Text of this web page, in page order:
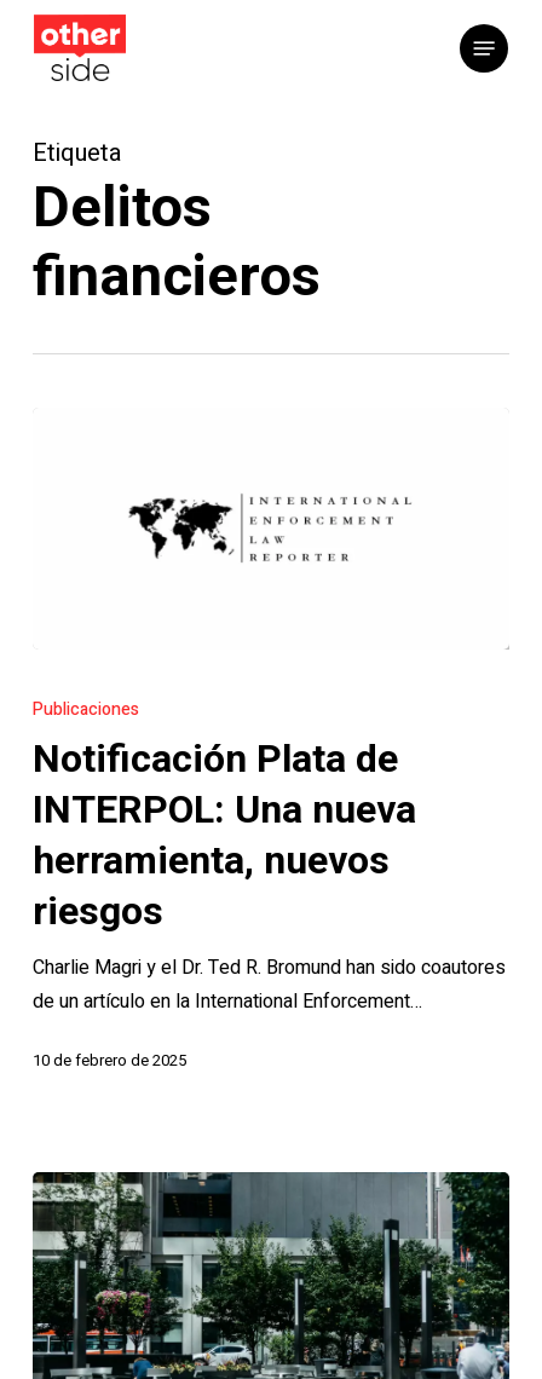
Saltar
contenido
Menú
Etiqueta
Delitos
financieros
Plata
INTERPOL:
Una
herramienta,
nuevos
Publicaciones
Notificación Plata de
INTERPOL: Una nueva
herramienta, nuevos
riesgos
Charlie Magri y el Dr. Ted R. Bromund han sido coautores
de un artículo en la International Enforcement…
10 de febrero de 2025